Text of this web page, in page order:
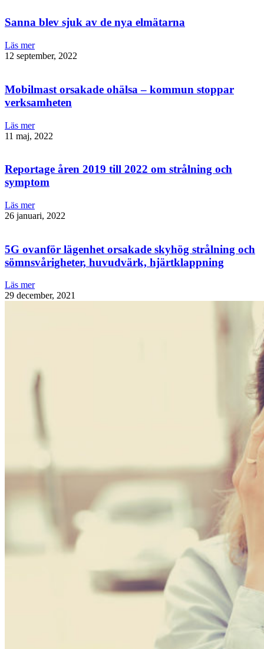
Sanna blev sjuk av de nya elmätarna
Läs mer
12 september, 2022
Mobilmast orsakade ohälsa – kommun stoppar
verksamheten
Läs mer
11 maj, 2022
Reportage åren 2019 till 2022 om strålning och
symptom
Läs mer
26 januari, 2022
5G ovanför lägenhet orsakade skyhög strålning och
sömnsvårigheter, huvudvärk, hjärtklappning
Läs mer
29 december, 2021